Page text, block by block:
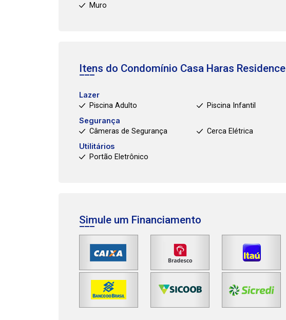
Muro
Itens do Condomínio Casa Haras Residence
Lazer
Piscina Adulto
Piscina Infantil
Segurança
Câmeras de Segurança
Cerca Elétrica
Utilitários
Portão Eletrônico
Simule um Financiamento